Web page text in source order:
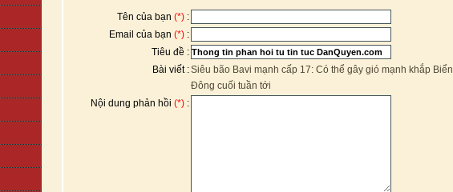
Tên của bạn (*) :
Email của bạn (*) :
Tiêu đề :
Bài viết :Siêu bão Bavi mạnh cấp 17: Có thể gây gió mạnh khắp Biển
Đông cuối tuần tới
Nội dung phản hồi (*) :